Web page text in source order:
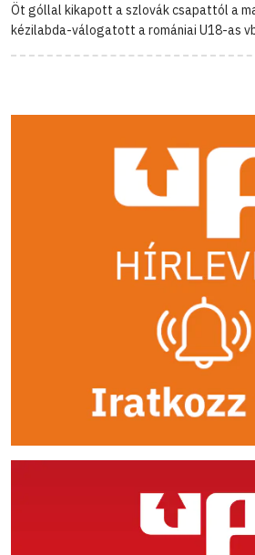
Öt góllal kikapott a szlovák csapattól a
kézilabda-válogatott a romániai U18-as